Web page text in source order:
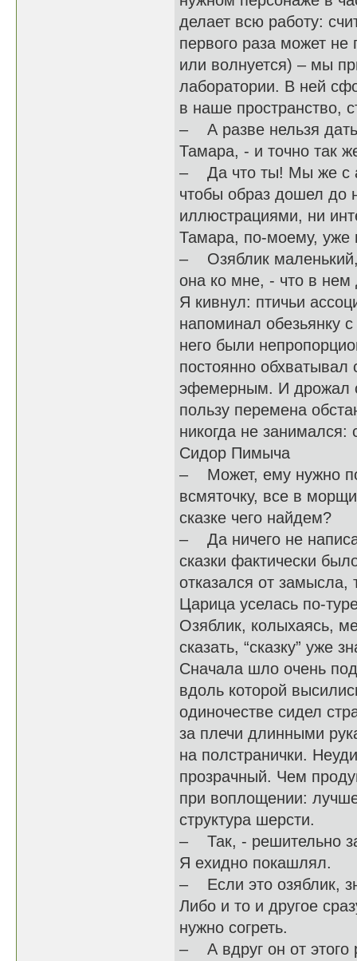
делает всю работу:
первого раза может не
или волнуется) – мы
лаборатории. В ней
в наше
– А разве нельзя дать
Тамара, - и точно так
– Да что ты! Мы же с
чтобы образ дошел до
иллюстрациями, ни
Тамара, по-моему, уже
– Озяблик маленький,
она ко мне, - что в нем
Я кивнул: птичьи
напоминал обезьянку
него были
постоянно
эфемерным. И дрожал
пользу перемена
никогда не
Сидор Пимыча
– Может, ему нужно
всмяточку, все в
сказке чего найдем?
– Да ничего не
сказки фактически
отказался от
Царица уселась по-
Озяблик, колыхаясь,
сказать, “сказку” уже
Сначала шло очень
вдоль которой
одиночестве сидел
за плечи длинными
на полстранички.
прозрачный. Чем
при воплощении:
структура шерсти.
– Так, - решительно
Я ехидно покашлял.
– Если это озяблик,
Либо и то и другое
нужно согреть.
– А вдруг он от этого